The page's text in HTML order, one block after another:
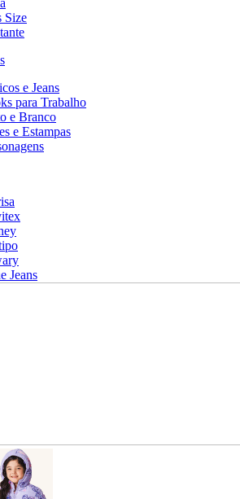
Size
e Jeans
para Trabalho
e Branco
e Estampas
Jeans